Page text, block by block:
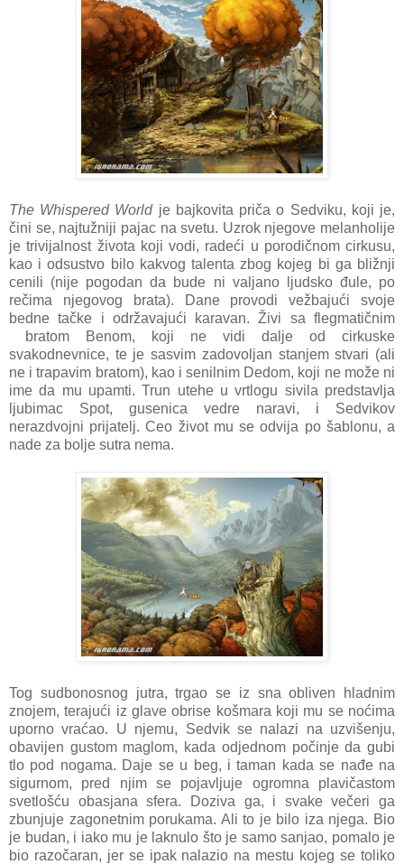
The Whispered Worldje bajkovita priča o Sedviku, koji je,
čini se, najtužniji pajac na svetu. Uzrok njegove melanholije
je trivijalnost života koji vodi, radeći u porodičnom cirkusu,
kao i odsustvo bilo kakvog talenta zbog kojeg bi ga bližnji
cenili (nije pogodan da bude ni valjano ljudsko đule, po
rečima njegovog brata). Dane provodi vežbajući svoje
bedne tačke i održavajući karavan. Živi sa flegmatičnim
bratom Benom, koji ne vidi dalje od cirkuske
svakodnevnice, te je sasvim zadovoljan stanjem stvari (ali
ne i trapavim bratom), kao i senilnim Dedom, koji ne može ni
ime da mu upamti. Trun utehe u vrtlogu sivila predstavlja
ljubimac Spot, gusenica vedre naravi, i Sedvikov
nerazdvojni prijatelj. Ceo život mu se odvija po šablonu, a
nade za bolje sutra nema.
Tog sudbonosnog jutra, trgao se iz sna obliven hladnim
znojem, terajući iz glave obrise košmara koji mu se noćima
uporno vraćao. U njemu, Sedvik se nalazi na uzvišenju,
obavijen gustom maglom, kada odjednom počinje da gubi
tlo pod nogama. Daje se u beg, i taman kada se nađe na
sigurnom, pred njim se pojavljuje ogromna plavičastom
svetlošću obasjana sfera. Doziva ga, i svake večeri ga
zbunjuje zagonetnim porukama. Ali to je bilo iza njega. Bio
je budan, i iako mu je laknulo što je samo sanjao, pomalo je
bio razočaran, jer se ipak nalazio na mestu kojeg se toliko